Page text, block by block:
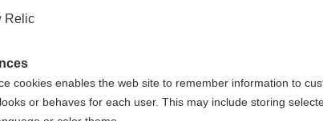
pulire,
Relic
cookies enables the web site to remember information to
or behaves for each user. This may include storing